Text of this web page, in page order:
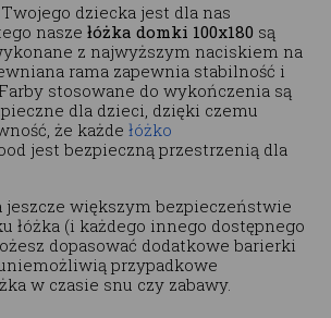
dziecka jest dla nas
nasze łóżka domki 100x180 są
z najwyższym naciskiem na
rama zapewnia stabilność i
stosowane do wykończenia są
dla dzieci, dzięki czemu
że każde łóżko
jest bezpieczną przestrzenią dla
jeszcze większym bezpieczeństwie
łóżka (i każdego innego dostępnego
dopasować dodatkowe barierki
przypadkowe
w czasie snu czy zabawy.